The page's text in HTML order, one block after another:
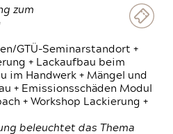
zum
GTÜ-Seminarstandort +
+ Lackaufbau beim
im Handwerk + Mängel und
+ Emissionsschäden Modul
+ Workshop Lackierung +
beleuchtet das Thema